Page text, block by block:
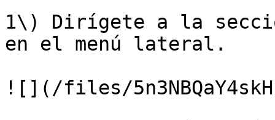
1\) Dirígete a la
en el menú lateral.
![](/files/